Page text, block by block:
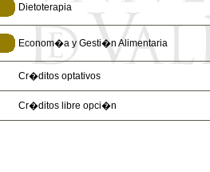
Dietoterapia
Econom�a y Gesti�n Alimentaria
Cr�ditos optativos
Cr�ditos libre opci�n